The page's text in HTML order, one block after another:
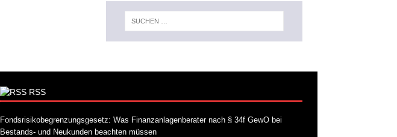
RSS
Fondsrisikobegrenzungsgesetz: Was Finanzanlagenberater nach § 34f GewO bei
Bestands- und Neukunden beachten müssen